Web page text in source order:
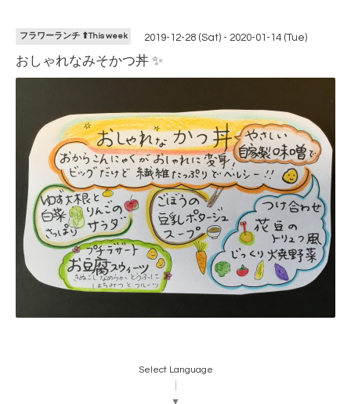
フラワーランチ ⬆︎This week 2019-12-28 (Sat) - 2020-01-14 (Tue)
おしゃれなみそかつ丼 ✨
Select Language
▼